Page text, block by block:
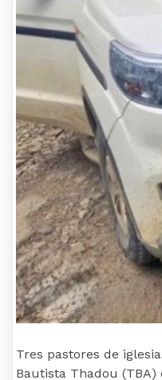
Tres pastores de
Bautista Thadou